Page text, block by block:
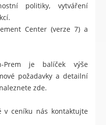
politiky, vytváření
Center (verze 7) a
Prem je balíček výše
požadavky a detailní
zde.
v ceníku nás kontaktujte